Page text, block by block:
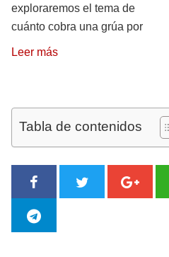
exploraremos el tema de
cuánto cobra una grúa por
Leer más
Tabla de contenidos